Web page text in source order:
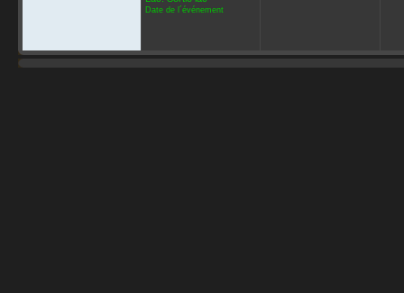
Date de l´événement